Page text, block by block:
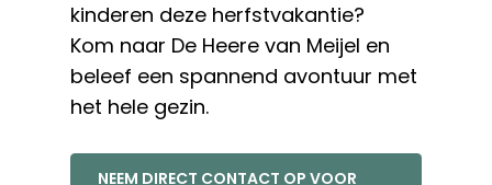
kinderen deze herfstvakantie?
Kom naar De Heere van Meijel en
beleef een spannend avontuur met
het hele gezin.
NEEM DIRECT CONTACT OP VOOR